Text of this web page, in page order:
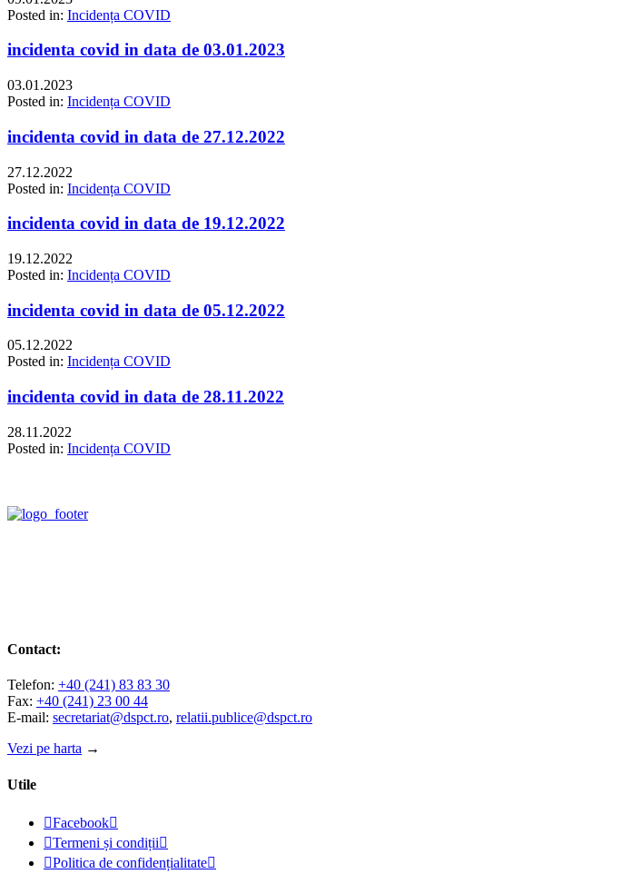
Posted in: Incidența COVID
incidenta covid in data de 03.01.2023
03.01.2023
Posted in: Incidența COVID
incidenta covid in data de 27.12.2022
27.12.2022
Posted in: Incidența COVID
incidenta covid in data de 19.12.2022
19.12.2022
Posted in: Incidența COVID
incidenta covid in data de 05.12.2022
05.12.2022
Posted in: Incidența COVID
incidenta covid in data de 28.11.2022
28.11.2022
Posted in: Incidența COVID
Contact:
Telefon: +40 (241) 83 83 30
Fax: +40 (241) 23 00 44
E-mail: secretariat@dspct.ro, relatii.publice@dspct.ro
Vezi pe harta →
Utile
Facebook
Termeni și condiții
Politica de confidențialitate